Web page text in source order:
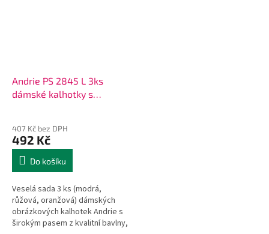
Andrie PS 2845 L 3ks
dámské kalhotky s
407 Kč bez DPH
492 Kč
Do košíku
Veselá sada 3 ks (modrá,
růžová, oranžová) dámských
obrázkových kalhotek Andrie s
širokým pasem z kvalitní bavlny,